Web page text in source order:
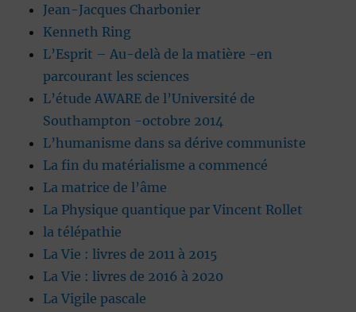
Jean-Jacques Charbonier
Kenneth Ring
L’Esprit – Au-delà de la matière -en
parcourant les sciences
L’étude AWARE de l’Université de
Southampton -octobre 2014
L’humanisme dans sa dérive communiste
La fin du matérialisme a commencé
La matrice de l’âme
La Physique quantique par Vincent Rollet
la télépathie
La Vie : livres de 2011 à 2015
La Vie : livres de 2016 à 2020
La Vigile pascale